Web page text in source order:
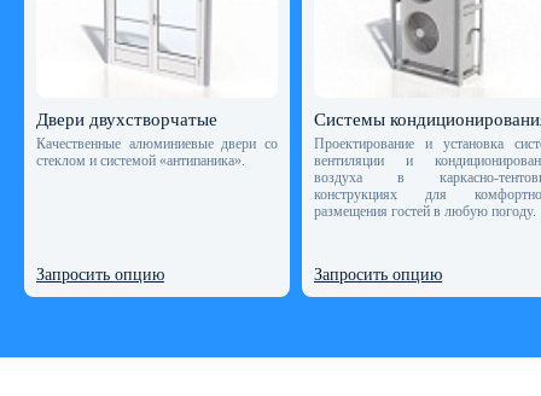
Двери двухстворчатые
Качественные алюминиевые двери со
стеклом и системой «антипаника».
Запросить опцию
Системы
Проектирование и установка
вентиляции и
воздуха в каркасно-
конструкциях для
размещения гостей в любую погоду.
Запросить опцию